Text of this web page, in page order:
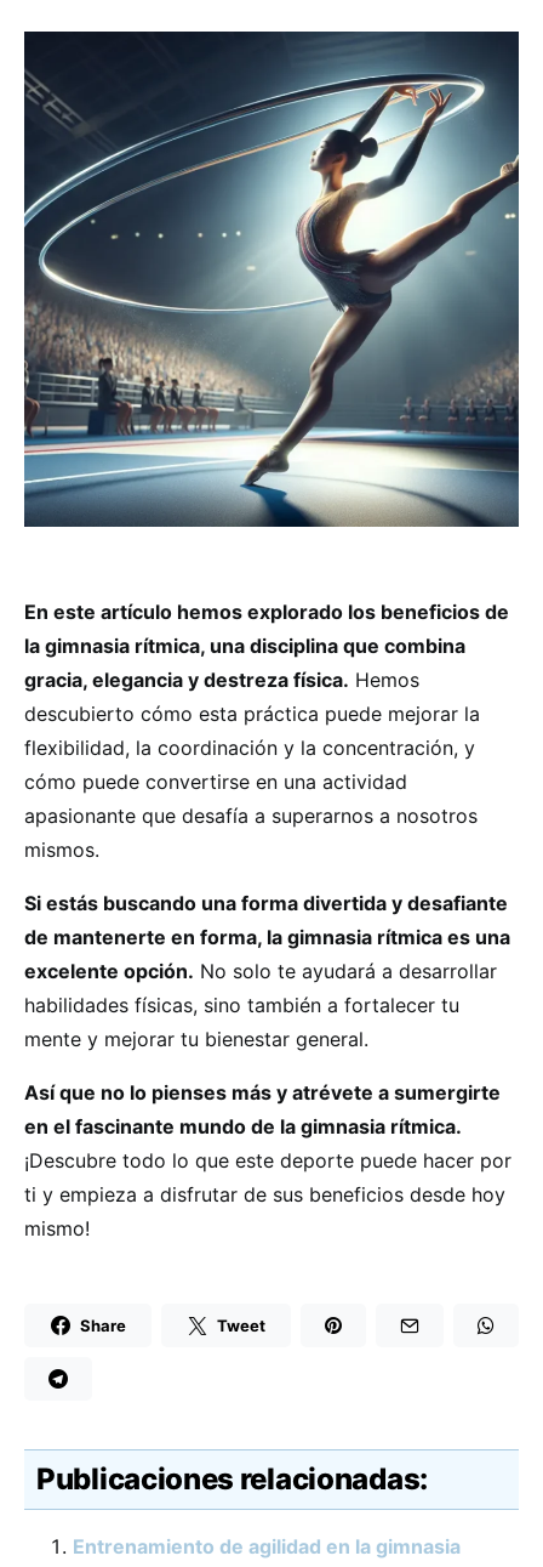
En este artículo hemos explorado los beneficios de
la gimnasia rítmica, una disciplina que combina
gracia, elegancia y destreza física. Hemos
descubierto cómo esta práctica puede mejorar la
flexibilidad, la coordinación y la concentración, y
cómo puede convertirse en una actividad
apasionante que desafía a superarnos a nosotros
mismos.
Si estás buscando una forma divertida y desafiante
de mantenerte en forma, la gimnasia rítmica es una
excelente opción. No solo te ayudará a desarrollar
habilidades físicas, sino también a fortalecer tu
mente y mejorar tu bienestar general.
Así que no lo pienses más y atrévete a sumergirte
en el fascinante mundo de la gimnasia rítmica.
¡Descubre todo lo que este deporte puede hacer por
ti y empieza a disfrutar de sus beneficios desde hoy
mismo!
Share Tweet
Publicaciones relacionadas:
Entrenamiento de agilidad en la gimnasia